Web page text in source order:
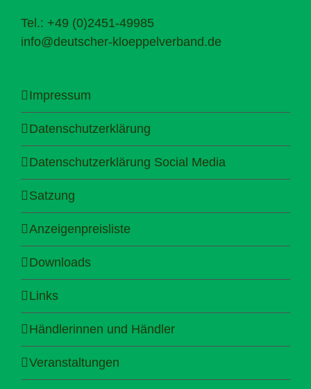
Tel.: +49 (0)2451-49985
info@deutscher-kloeppelverband.de
Impressum
Datenschutzerklärung
Datenschutzerklärung Social Media
Satzung
Anzeigenpreisliste
Downloads
Links
Händlerinnen und Händler
Veranstaltungen